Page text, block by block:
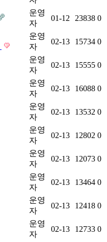
운영
자
01-12 23838 0
운영
자
02-13 15734 0
운영
자
02-13 15555 0
운영
자
02-13 16088 0
운영
자
02-13 13532 0
운영
자
02-13 12802 0
운영
자
02-13 12073 0
운영
자
02-13 13464 0
운영
자
02-13 12418 0
운영
자
02-13 12733 0